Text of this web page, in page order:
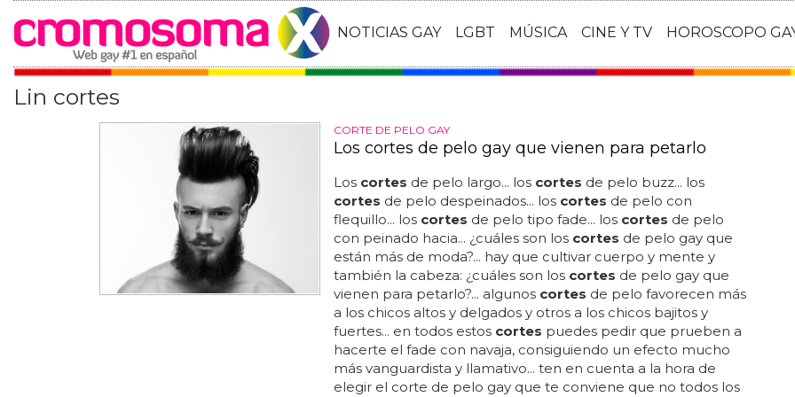
NOTICIAS GAY LGBT MÚSICA CINE Y TV HOROSCOPO
Lin cortes
CORTE DE PELO GAY
Los cortes de pelo gay que vienen para petarlo
Los cortes de pelo largo... los cortes de pelo buzz... los
cortes de pelo despeinados... los cortes de pelo con
flequillo... los cortes de pelo tipo fade... los cortes de pelo
con peinado hacia... ¿cuáles son los cortes de pelo gay que
están más de moda?... hay que cultivar cuerpo y mente y
también la cabeza: ¿cuáles son los cortes de pelo gay que
vienen para petarlo?... algunos cortes de pelo favorecen más
a los chicos altos y delgados y otros a los chicos bajitos y
fuertes... en todos estos cortes puedes pedir que prueben a
hacerte el fade con navaja, consiguiendo un efecto mucho
más vanguardista y llamativo... ten en cuenta a la hora de
elegir el corte de pelo gay que te conviene que no todos los